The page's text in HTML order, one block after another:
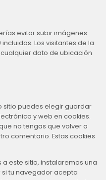
evitar subir imágenes
Los visitantes de la
dato de ubicación
sitio puedes elegir guardar
y web en cookies.
no tengas que volver a
comentario. Estas cookies
este sitio, instalaremos una
tu navegador acepta